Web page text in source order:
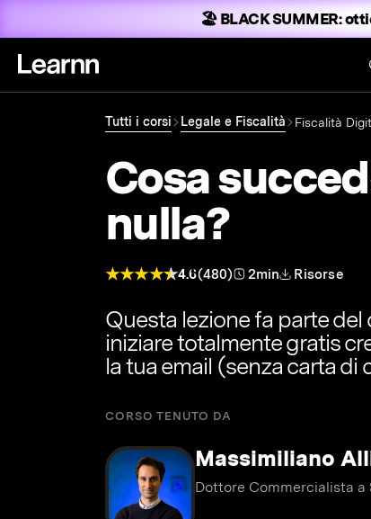
🏖️ BLACK SUMMER:
Tutti i corsi Legale e Fiscalità Fiscalità
Cosa
nulla?
4.6(480) 2min Risorse
Questa lezione fa parte del
iniziare totalmente gratis
la tua email (senza carta di
CORSO TENUTO DA
Massimiliano
Dottore Commercialista a